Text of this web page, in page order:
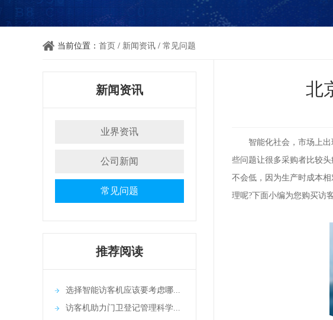
当前位置： 首页 / 新闻资讯 / 常见问题
新闻资讯
业界资讯
公司新闻
常见问题
推荐阅读
选择智能访客机应该要考虑哪...
访客机助力门卫登记管理科学...
北
智能化社会，市场上出
些问题让很多采购者比较
不会低，因为生产时成本
理呢?下面小编为您购买访